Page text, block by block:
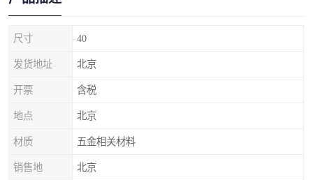
尺寸 40
发货地址 北京
开票 含税
地点 北京
材质 五金相关材料
销售地 北京